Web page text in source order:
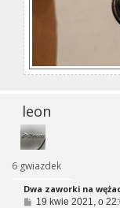
leon
6 gwiazdek
Dwa zaworki na
P19 kwie 2021, o